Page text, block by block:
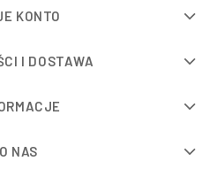
KONTO
I DOSTAWA
O NAS